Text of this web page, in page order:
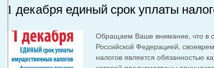
1 декабря единый срок уплаты
Обращаем Ваше внимание, что в
Российской Федерацией,
налогов является обязанностью